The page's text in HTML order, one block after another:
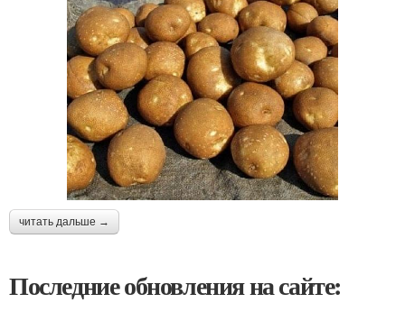
читать дальше →
Последние обновления на сайте: